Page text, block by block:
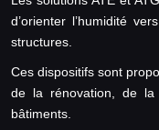
d’orienter l’humidité
structures.
Ces dispositifs sont
de la rénovation, de la
bâtiments.